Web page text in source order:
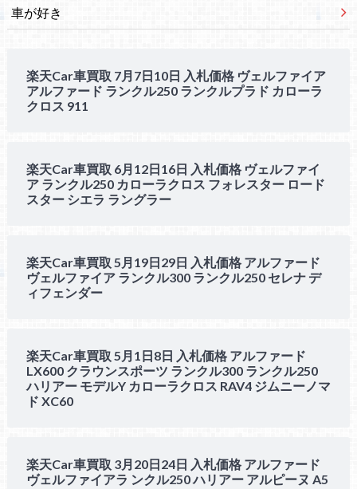
車が好き
楽天Car車買取 7月7日10日 入札価格 ヴェルファイア
アルファード ランクル250 ランクルプラド カローラ
クロス 911
楽天Car車買取 6月12日16日 入札価格 ヴェルファイ
ア ランクル250 カローラクロス フォレスター ロード
スター シエラ ラングラー
楽天Car車買取 5月19日29日 入札価格 アルファード
ヴェルファイア ランクル300 ランクル250 セレナ デ
ィフェンダー
楽天Car車買取 5月1日8日 入札価格 アルファード
LX600 クラウンスポーツ ランクル300 ランクル250
ハリアー モデルY カローラクロス RAV4 ジムニーノマ
ド XC60
楽天Car車買取 3月20日24日 入札価格 アルファード
ヴェルファイアラ ンクル250 ハリアー アルピーヌ A5